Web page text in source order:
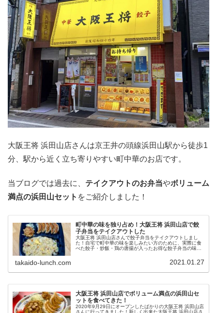
大阪王将 浜田山店さんは京王井の頭線浜田山駅から徒歩1
分、駅から近く立ち寄りやすい町中華のお店です。
当ブログでは過去に、 テイクアウトのお弁当やボリューム
満点の浜田山セット をご紹介しました！
町中華の味を独り占め！大阪王将 浜田山店で餃
子弁当をテイクアウトした
大阪王将 浜田山店さんで餃子弁当をテイクアウトしまし
た！自宅で町中華の味を楽しみたい方のために、実際に食
べた餃子・炒飯・鶏の唐揚が入ったお得な餃子弁当の味
takaido-lunch.com 2021.01.27
大阪王将 浜田山店でボリューム満点の浜田山セ
ットを食べてきた！
2020年9月29日にオープンしたばかりの大阪王将 浜田山店
さんに行ってきました！新しく出来た大阪王将 浜田山店さ